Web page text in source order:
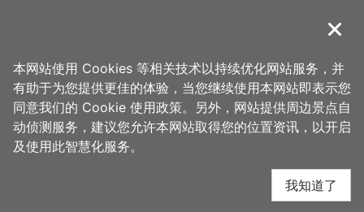
導覽
首页 > 想去的地方 > 住宿 > 旅馆与民宿
碧云天汽车旅馆（大溪
馆）
关闭
本网站使用 Cookies 等相关技术以持续优化网站服务，并
有助于为您提供更佳的体验，当您继续使用本网站即表示您
同意我们的 Cookie 使用政策。另外，网站提供周边景点自
动侦测服务，建议您允许本网站取得您的位置资讯，以开启
及使用此智慧化服务。
我知道了